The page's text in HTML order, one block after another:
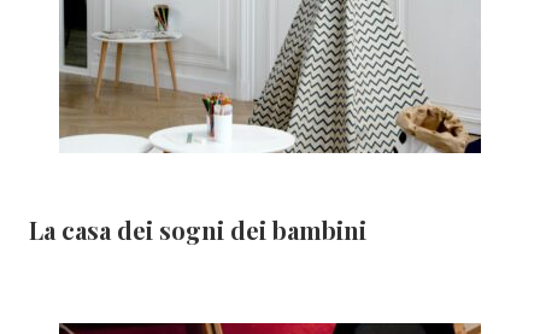
La casa dei sogni dei bambini